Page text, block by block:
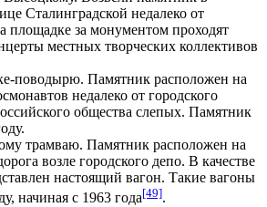
Сталинградской недалеко от
площадке за монументом проходят
местных творческих коллективов
поводырю. Памятник расположен на
недалеко от городского
общества слепых. Памятник
.
трамваю. Памятник расположен на
возле городского депо. В качестве
настоящий вагон. Такие вагоны
начиная с 1963 года[49].